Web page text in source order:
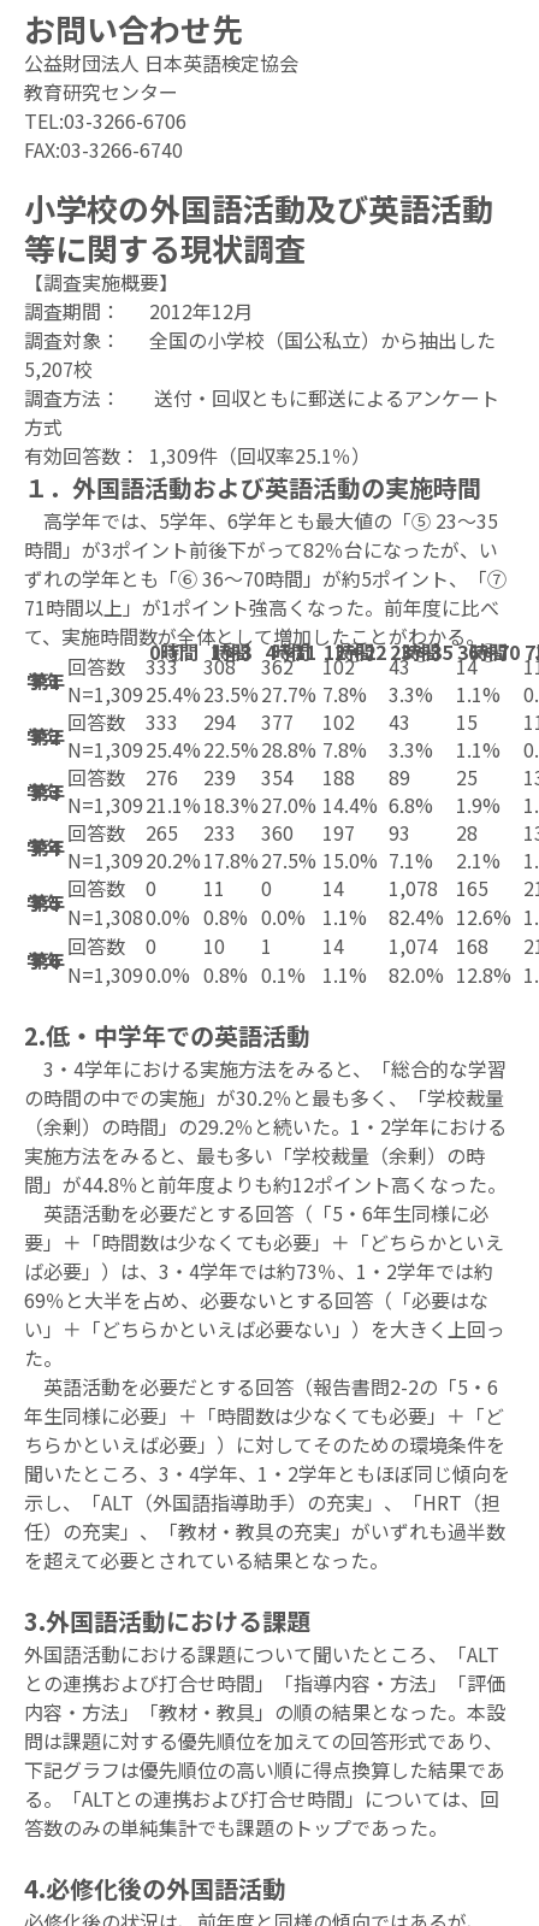
お知らせ
お問い合わせ先
公益財団法人 日本英語検定協会
教育研究センター
TEL:03-3266-6706
FAX:03-3266-6740
小学校の外国語活動及び英語活動
等に関する現状調査
【調査実施概要】
調査期間： 2012年12月
調査対象： 全国の小学校（国公私立）から抽出した
5,207校
調査方法： 送付・回収ともに郵送によるアンケート
方式
有効回答数： 1,309件（回収率25.1％）
１． 外国語活動および英語活動の実施時間
高学年では、5学年、6学年とも最大値の「⑤ 23～35
時間」が3ポイント前後下がって82％台になったが、い
ずれの学年とも「⑥ 36～70時間」が約5ポイント、「⑦
71時間以上」が1ポイント強高くなった。前年度に比べ
て、実施時間数が全体として増加したことがわかる。
①
0時間 ②
1～3時間 ③
4～11時間 ④
12～22時間 ⑤
23～35時間 ⑥
36～70時間
第1学年回答数 333 308 362 102 43 14
N=1,30925.4%23.5%27.7% 7.8% 3.3% 1.1%
第2学年回答数 333 294 377 102 43 15
N=1,30925.4%22.5%28.8% 7.8% 3.3% 1.1%
第3学年回答数 276 239 354 188 89 25
N=1,30921.1%18.3%27.0% 14.4% 6.8% 1.9%
第4学年回答数 265 233 360 197 93 28
N=1,30920.2%17.8%27.5% 15.0% 7.1% 2.1%
第5学年回答数 0 11 0 14 1,078 165
N=1,3080.0% 0.8% 0.0% 1.1% 82.4% 12.6%
第6学年回答数 0 10 1 14 1,074 168
N=1,3090.0% 0.8% 0.1% 1.1% 82.0% 12.8%
2.低・中学年での英語活動
3・4学年における実施方法をみると、「総合的な学習
の時間の中での実施」が30.2％と最も多く、「学校裁量
（余剰）の時間」の29.2％と続いた。1・2学年における
実施方法をみると、最も多い「学校裁量（余剰）の時
間」が44.8％と前年度よりも約12ポイント高くなった。
英語活動を必要だとする回答（「5・6年生同様に必
要」＋「時間数は少なくても必要」＋「どちらかといえ
ば必要」）は、3・4学年では約73％、1・2学年では約
69％と大半を占め、必要ないとする回答（「必要はな
い」＋「どちらかといえば必要ない」）を大きく上回っ
た。
英語活動を必要だとする回答（報告書問2-2の「5・6
年生同様に必要」＋「時間数は少なくても必要」＋「ど
ちらかといえば必要」）に対してそのための環境条件を
聞いたところ、3・4学年、1・2学年ともほぼ同じ傾向を
示し、「ALT（外国語指導助手）の充実」、「HRT（担
任）の充実」、「教材・教具の充実」がいずれも過半数
を超えて必要とされている結果となった。
3.外国語活動における課題
外国語活動における課題について聞いたところ、「ALT
との連携および打合せ時間」「指導内容・方法」「評価
内容・方法」「教材・教具」の順の結果となった。本設
問は課題に対する優先順位を加えての回答形式であり、
下記グラフは優先順位の高い順に得点換算した結果であ
る。「ALTとの連携および打合せ時間」については、回
答数のみの単純集計でも課題のトップであった。
4.必修化後の外国語活動